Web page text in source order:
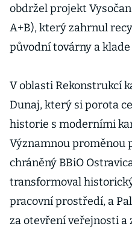
obdržel projekt
A+B), který zahrnul
původní továrny a
V oblasti Rekonstrukcí
Dunaj, který si porota
historie s moderními
Významnou proměnou
chráněný BBiO
transformoval
pracovní prostředí, a
za otevření veřejnosti